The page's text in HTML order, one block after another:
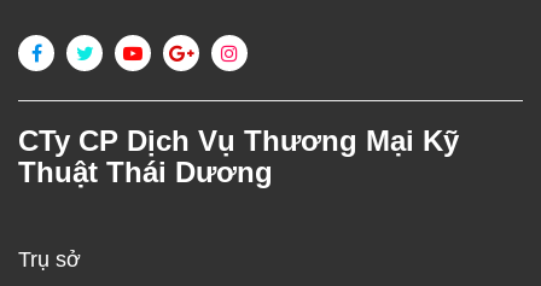
CTy CP Dịch Vụ Thương Mại Kỹ
Thuật Thái Dương
Trụ sở